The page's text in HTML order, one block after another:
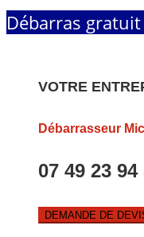
Débarras
VOTRE
Débarrasseur
07 49 23 94
DEMANDE DE